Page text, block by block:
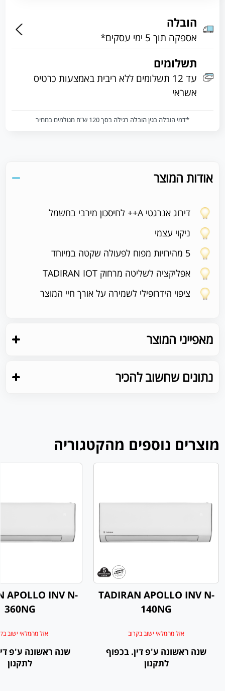
הובלה
אספקה תוך 5 ימי עסקים*
תשלומים
עד 12 תשלומים ללא ריבית באמצעות כרטיס
אשראי
*דמי הובלה בגין הובלה רגילה בסך 120 ש”ח מגולמים במחיר
אודות המוצר
דירוג אנרגטי A++ לחיסכון מירבי בחשמל
ניקוי עצמי
5 מהירויות מפוח לפעולה שקטה במיוחד
אפליקציה לשליטה מרחוק TADIRAN IOT
ציפוי הידרופילי לשמירה על אורך חיי המוצר
מאפייני המוצר
נתונים שחשוב להכיר
מוצרים נוספים מהקטגוריה
TADIRAN APOLLO INV N-
140NG
אזל מהמלאי ישוב בקרוב
שנה ראשונה ע'פ דין. בכפוף
לתקנון
APOLLO INV N-
360NG
אזל מהמלאי ישוב
שנה ראשונה ע'פ
לתקנון